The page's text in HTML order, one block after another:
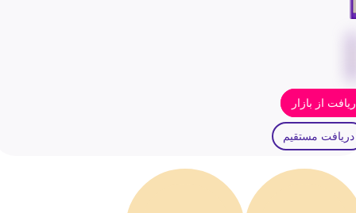
از بازار
دریافت مستقیم